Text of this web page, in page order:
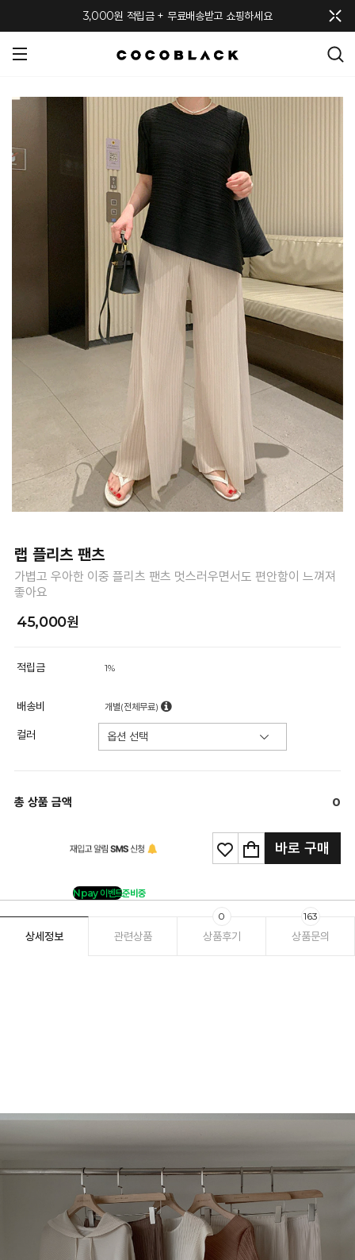
3,000원 적립금 + 무료배송받고 쇼핑하세요
랩 플리츠 팬츠
가볍고 우아한 이중 플리츠 팬츠 멋스러우면서도 편안함이 느껴져
좋아요
45,000원
적립금 1%
배송비 개별(전체무료)
컬러
총 상품 금액 0
바로 구매
Npay 이벤트준비중
상세정보 관련상품 상품후기
0
상품문의
163